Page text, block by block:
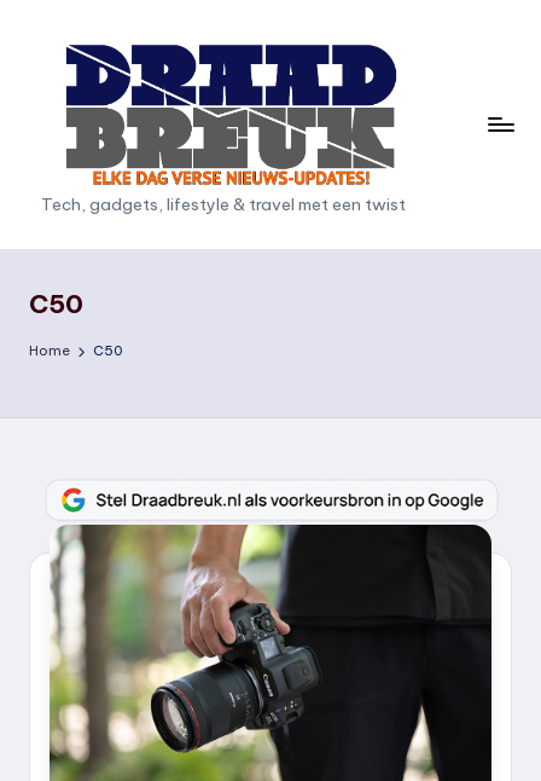
D
r
a
d
e
u
k
n
Tech, gadgets, lifestyle & travel met een twist
C50
Home C50